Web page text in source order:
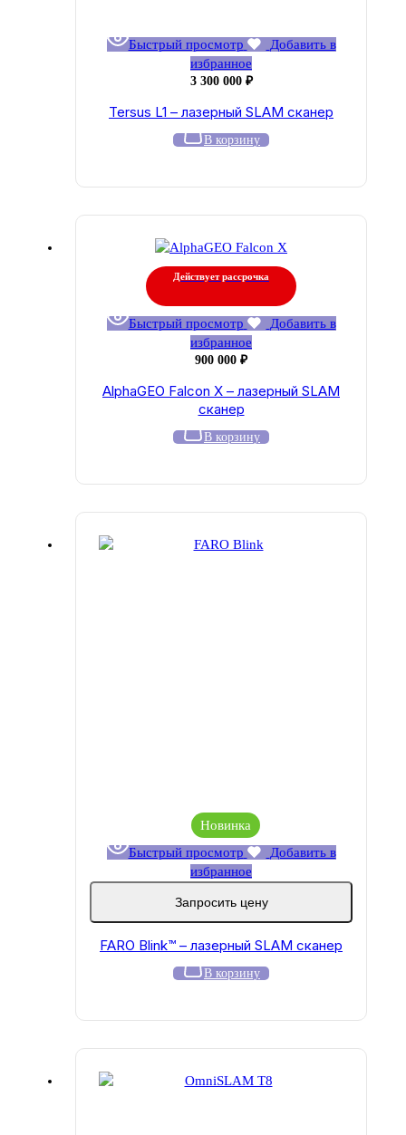
Быстрый просмотр
Добавить в
избранное
3 300 000 ₽
Tersus L1 – лазерный SLAM сканер
В корзину
Действует рассрочка
Быстрый просмотр
Добавить в
избранное
900 000 ₽
AlphaGEO Falcon X – лазерный SLAM
сканер
В корзину
Новинка
Быстрый просмотр
Добавить в
избранное
Запросить цену
FARO Blink™ – лазерный SLAM сканер
В корзину